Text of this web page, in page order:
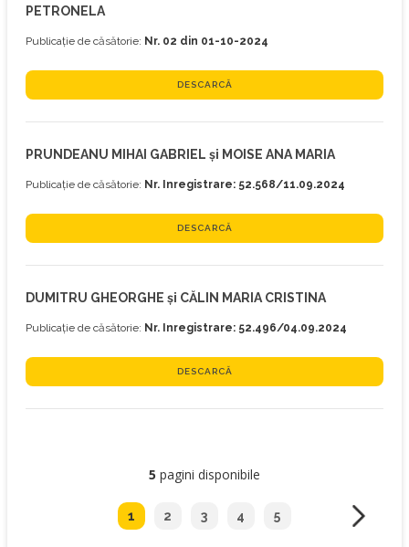
PETRONELA
Publicație de căsătorie: Nr. 02 din 01-10-2024
DESCARCĂ
PRUNDEANU MIHAI GABRIEL și MOISE ANA MARIA
Publicație de căsătorie: Nr. Inregistrare: 52.568/11.09.2024
DESCARCĂ
DUMITRU GHEORGHE și CĂLIN MARIA CRISTINA
Publicație de căsătorie: Nr. Inregistrare: 52.496/04.09.2024
DESCARCĂ
5 pagini disponibile
1 2 3 4 5